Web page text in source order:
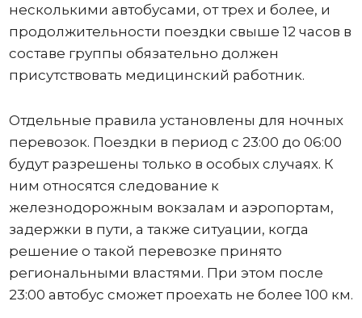
несколькими автобусами, от трех и более, и
продолжительности поездки свыше 12 часов в
составе группы обязательно должен
присутствовать медицинский работник.
Отдельные правила установлены для ночных
перевозок. Поездки в период с 23:00 до 06:00
будут разрешены только в особых случаях. К
ним относятся следование к
железнодорожным вокзалам и аэропортам,
задержки в пути, а также ситуации, когда
решение о такой перевозке принято
региональными властями. При этом после
23:00 автобус сможет проехать не более 100 км.